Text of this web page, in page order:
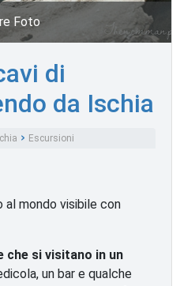
Foto
di
da Ischia
Escursioni
al mondo visibile con
che si visitano in un
un bar e qualche